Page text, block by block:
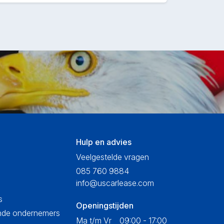
ondernemers
Hulp en advies
Veelgestelde vragen
085 760 9884
info@uscarlease.com
Openingstijden
Ma t/m Vr
09:00 - 17:00